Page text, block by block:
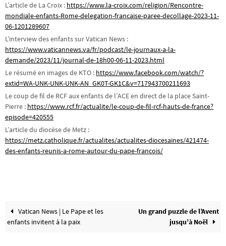
L’article de La Croix : https://www.la-croix.com/religion/Rencontre-
mondiale-enfants-Rome-delegation-francaise-paree-decollage-2023-11-
06-1201289607
L’interview des enfants sur Vatican News :
https://www.vaticannews.va/fr/podcast/le-journaux-a-la-
demande/2023/11/journal-de-18h00-06-11-2023.html
Le résumé en images de KTO : https://www.facebook.com/watch/?
extid=WA-UNK-UNK-UNK-AN_GK0T-GK1C&v=717943700211693
Le coup de fil de RCF aux enfants de l’ACE en direct de la place Saint-
Pierre : https://www.rcf.fr/actualite/le-coup-de-fil-rcf-hauts-de-france?
episode=420555
L’article du diocèse de Metz :
https://metz.catholique.fr/actualites/actualites-diocesaines/421474-
des-enfants-reunis-a-rome-autour-du-pape-francois/
Vatican News | Le Pape et les
enfants invitent à la paix
Un grand puzzle de l’Avent
jusqu’à Noël